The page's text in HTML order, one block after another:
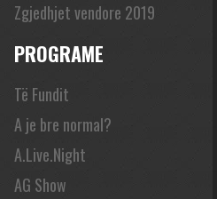
Zgjedhjet vendore 2019
PROGRAME
Të Fundit
A je bre normal?
A.Live.Night
AG Show